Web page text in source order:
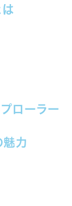
は
ローラー
魅力